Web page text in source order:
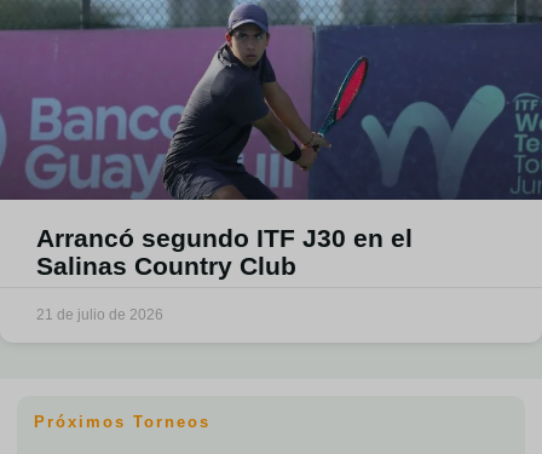
Arrancó segundo ITF J30 en el
Salinas Country Club
21 de julio de 2026
Próximos Torneos